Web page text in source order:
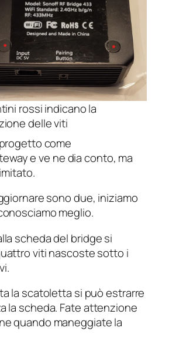
rossi indicano la
delle viti
come
e ve ne dia conto, ma
sono due, iniziamo
meglio.
scheda del bridge si
viti nascoste sotto i
la scatoletta si può estrarre
la scheda. Fate attenzione
quando maneggiate la